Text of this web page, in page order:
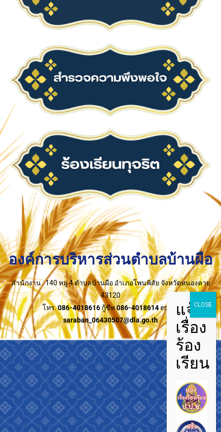
องค์การบริหารส่วนตำบลบ้านผือ
สำนักงาน : 140 หมู่ 4 ตำบลบ้านผือ อำเภอโพนพิสัย จังหวัดหนองคาย
43120
โทร.086-4018616กู้ชีพ086-4018614email:
saraban_06430507@dla.go.th